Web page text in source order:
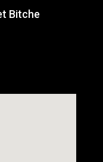
Bitche